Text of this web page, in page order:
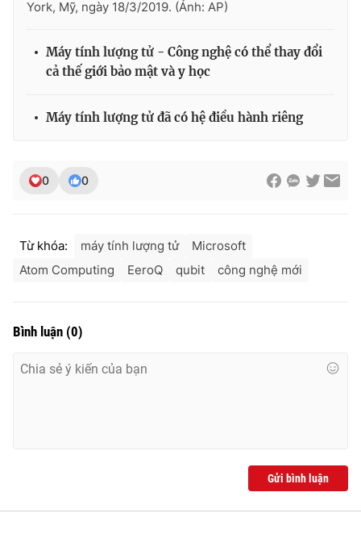
York, Mỹ, ngày 18/3/2019. (Ảnh: AP)
Máy tính lượng tử - Công nghệ có thể thay đổi
cả thế giới bảo mật và y học
Máy tính lượng tử đã có hệ điều hành riêng
0 0
Từ khóa: máy tính lượng tử
Microsoft
Atom Computing
EeroQ qubit công nghệ mới
Bình luận (0)
Gửi bình luận